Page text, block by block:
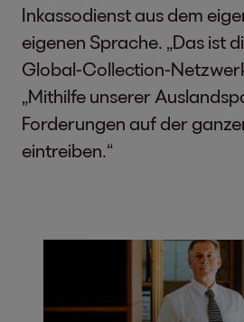
Inkassodienst aus dem
eigenen Sprache. „Das ist
Global-Collection-
„Mithilfe unserer
Forderungen auf der
eintreiben.“